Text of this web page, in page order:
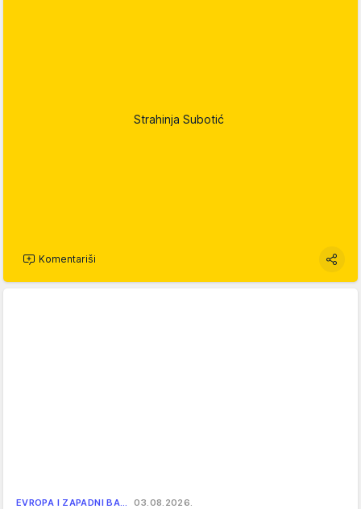
Strahinja Subotić
Komentariši
EVROPA I ZAPADNI BA… 03.08.2026.